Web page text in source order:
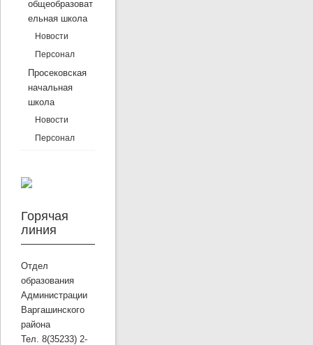
общеобразоват
ельная школа
Новости
Персонал
Просековская
начальная
школа
Новости
Персонал
Горячая
линия
Отдел
образования
Администрации
Варгашинского
района
Тел. 8(35233) 2-